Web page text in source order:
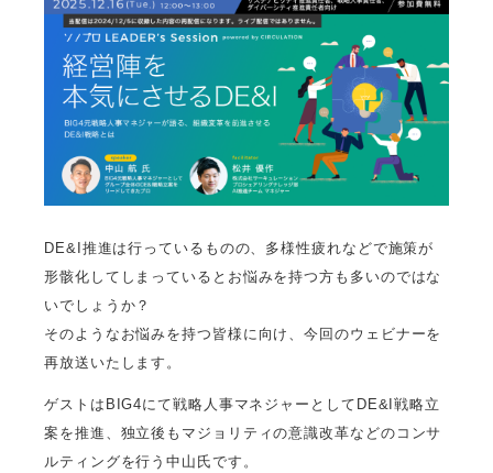
DE&I推進は行っているものの、多様性疲れなどで施策が
形骸化してしまっているとお悩みを持つ方も多いのではな
いでしょうか？
そのようなお悩みを持つ皆様に向け、今回のウェビナーを
再放送いたします。
ゲストはBIG4にて戦略人事マネジャーとしてDE&I戦略立
案を推進、独立後もマジョリティの意識改革などのコンサ
ルティングを行う中山氏です。